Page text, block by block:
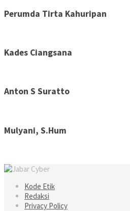
Perumda Tirta Kahuripan
Kades Ciangsana
Anton S Suratto
Mulyani, S.Hum
Kode Etik
Redaksi
Privacy Policy